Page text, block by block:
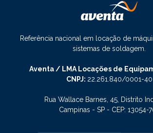
Referência nacional em locação de
sistemas de soldagem.
Aventa / LMA Locações de
CNPJ: 22.261.840/0001-40
Rua Wallace Barnes, 45, Distrito
Campinas - SP - CEP: 13054-